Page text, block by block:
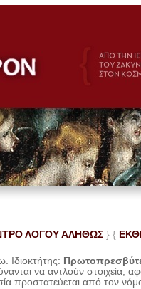
ΛΟΓΟΥ ΑΛΗΘΩΣ } {
Ιδιοκτήτης:
να αντλούν στοιχεία,
προστατεύεται από τον